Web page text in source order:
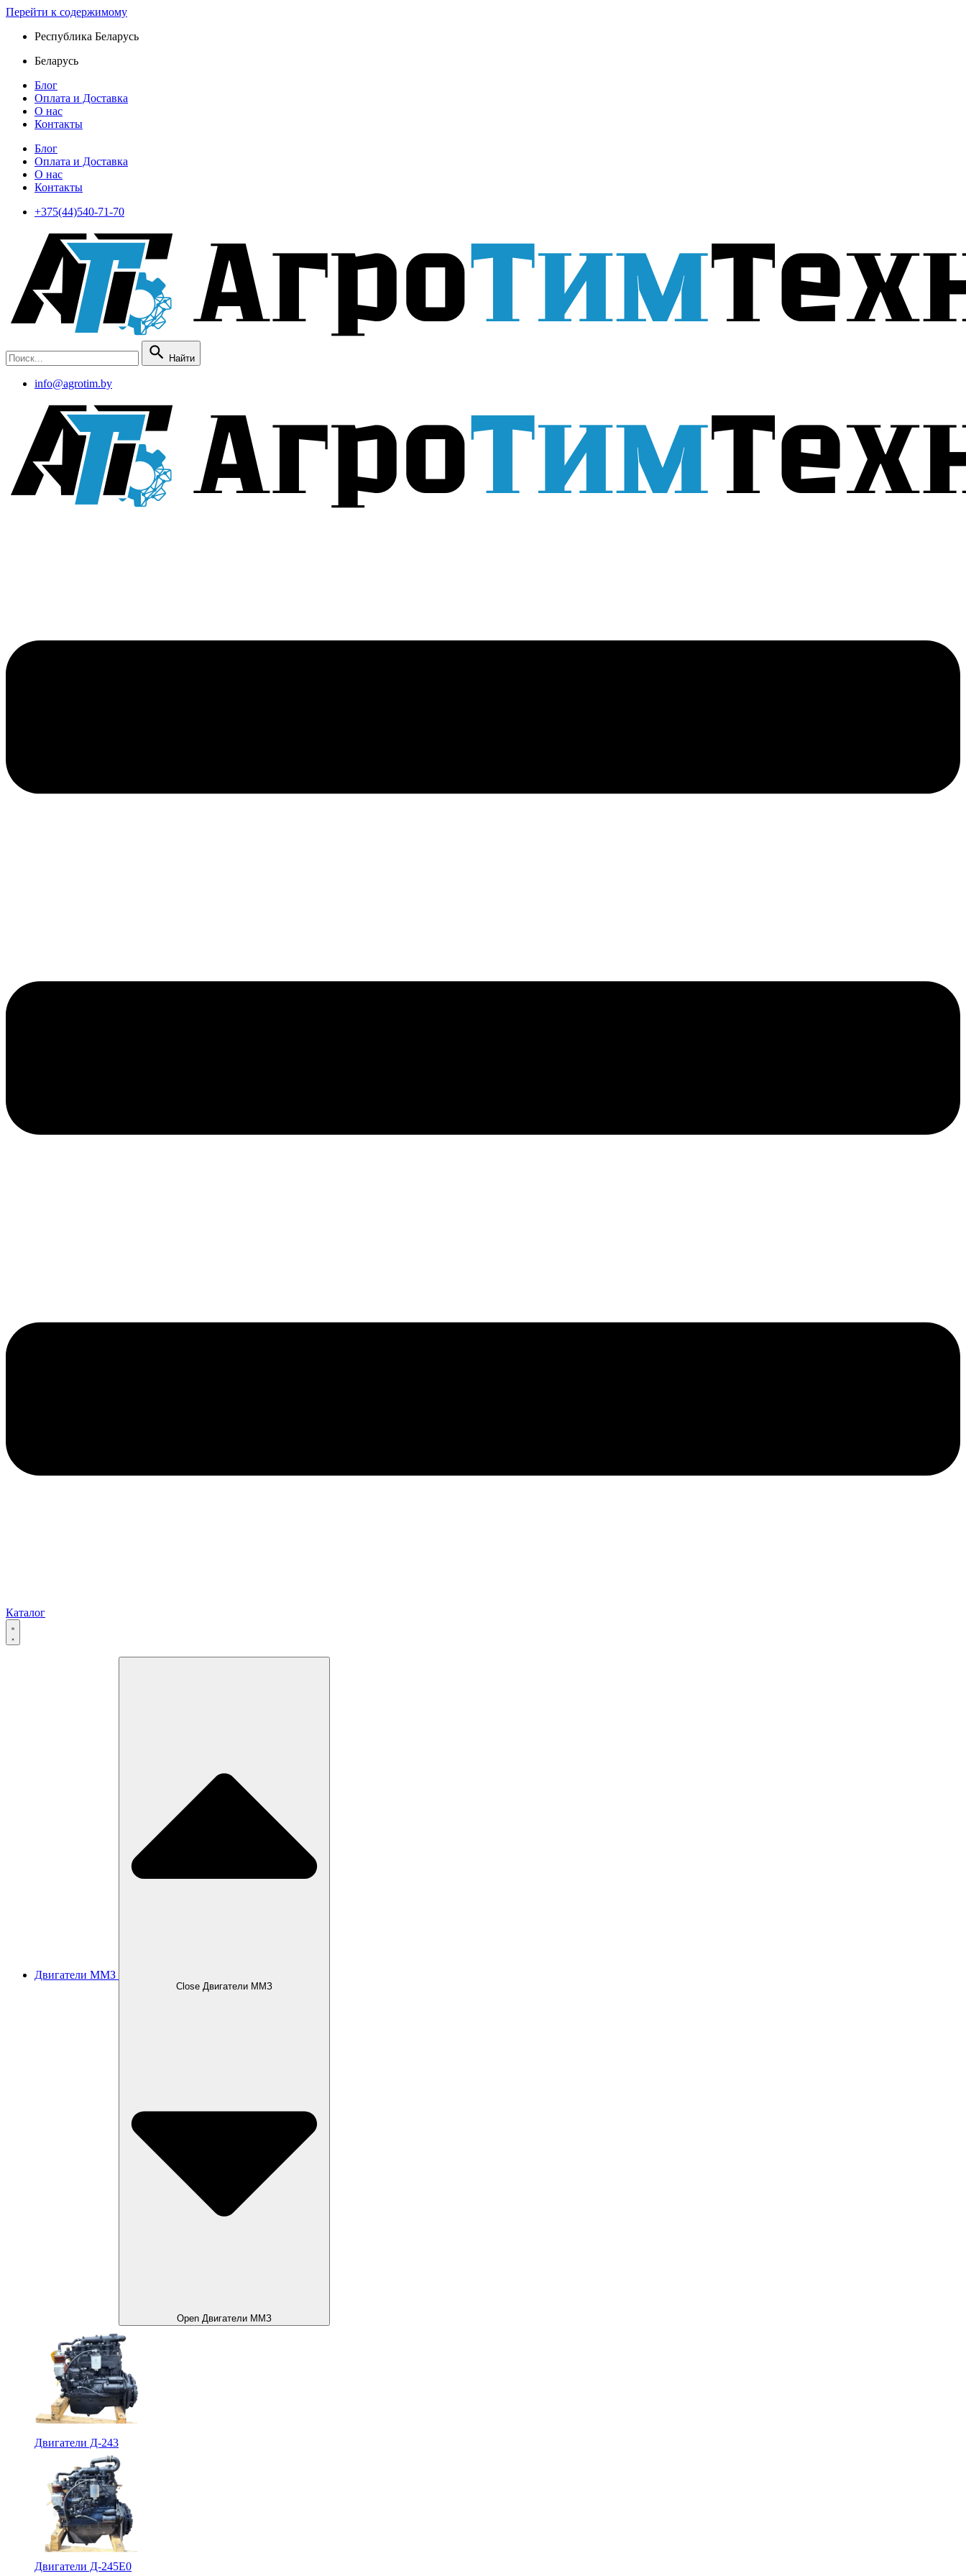
Перейти к содержимому
Республика Беларусь
Беларусь
Блог
Оплата и Доставка
О нас
Контакты
Блог
Оплата и Доставка
О нас
Контакты
+375(44)540-71-70
Найти
info@agrotim.by
Каталог
Двигатели ММЗ
Close Двигатели ММЗ
Open Двигатели ММЗ
Двигатели Д-243
Двигатели Д-245Е0